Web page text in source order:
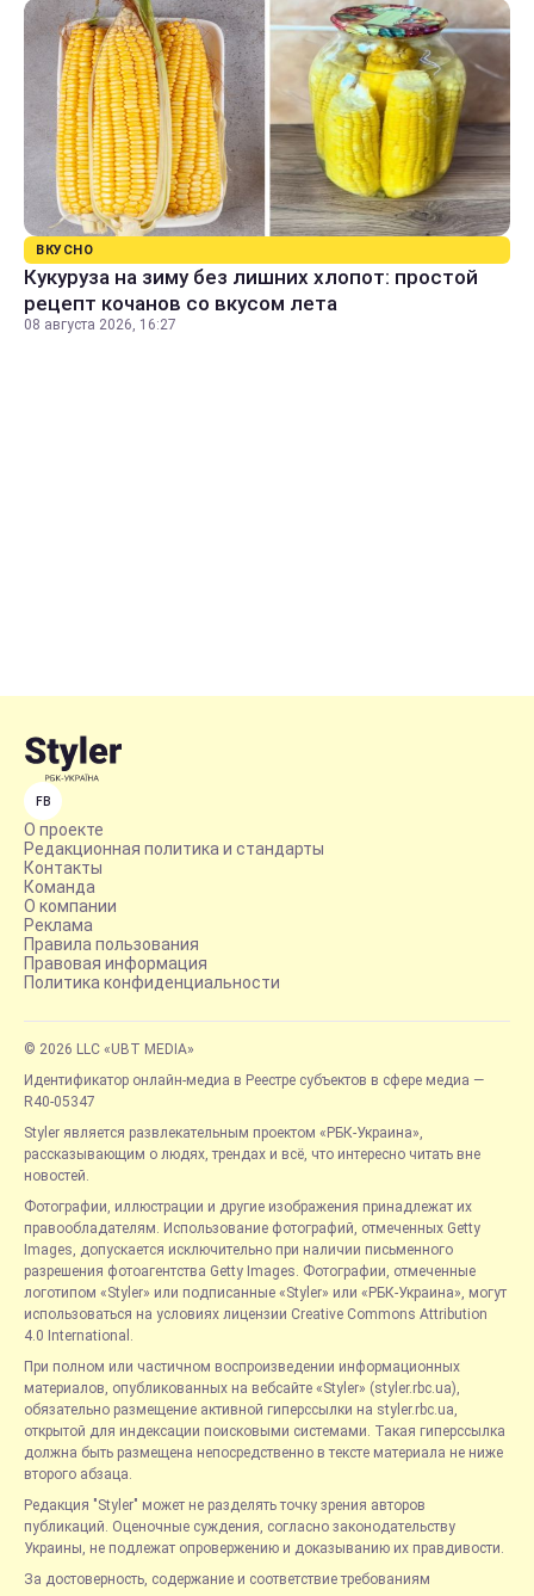
ВКУСНО
Кукуруза на зиму без лишних хлопот: простой
рецепт кочанов со вкусом лета
08 августа 2026, 16:27
FB
О проекте
Редакционная политика и стандарты
Контакты
Команда
О компании
Реклама
Правила пользования
Правовая информация
Политика конфиденциальности
© 2026 LLC «UBT MEDIA»
Идентификатор онлайн-медиа в Реестре субъектов в сфере медиа —
R40-05347
Styler является развлекательным проектом «РБК-Украина»,
рассказывающим о людях, трендах и всё, что интересно читать вне
новостей.
Фотографии, иллюстрации и другие изображения принадлежат их
правообладателям. Использование фотографий, отмеченных Getty
Images, допускается исключительно при наличии письменного
разрешения фотоагентства Getty Images. Фотографии, отмеченные
логотипом «Styler» или подписанные «Styler» или «РБК-Украина», могут
использоваться на условиях лицензии Creative Commons Attribution
4.0 International.
При полном или частичном воспроизведении информационных
материалов, опубликованных на вебсайте «Styler» (styler.rbc.ua),
обязательно размещение активной гиперссылки на styler.rbc.ua,
открытой для индексации поисковыми системами. Такая гиперссылка
должна быть размещена непосредственно в тексте материала не ниже
второго абзаца.
Редакция "Styler" может не разделять точку зрения авторов
публикаций. Оценочные суждения, согласно законодательству
Украины, не подлежат опровержению и доказыванию их правдивости.
За достоверность, содержание и соответствие требованиям